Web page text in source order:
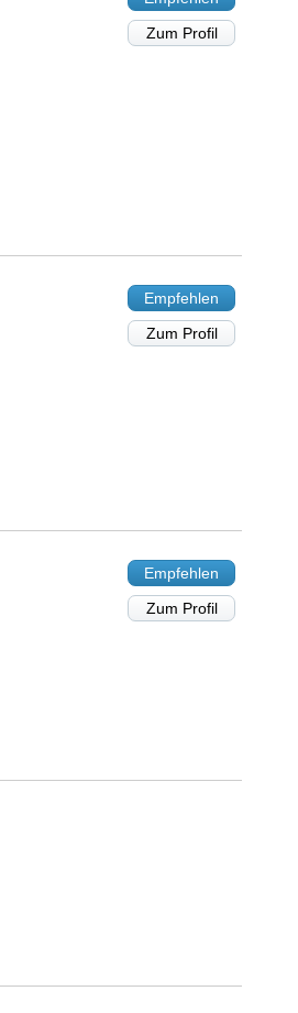
Zum Profil
Empfehlen
Zum Profil
Empfehlen
Zum Profil